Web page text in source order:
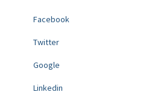
Facebook
Twitter
Google
Linkedin